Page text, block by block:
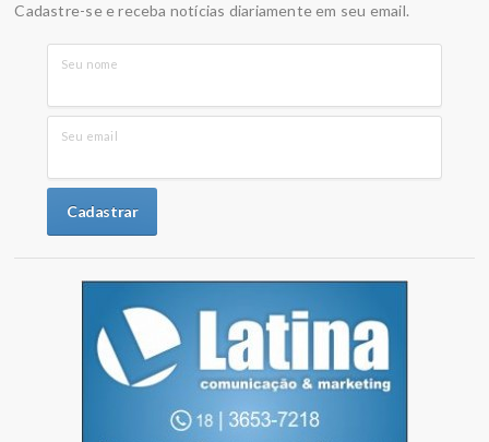
Cadastre-se e receba notícias diariamente em seu email.
Seu nome
Seu email